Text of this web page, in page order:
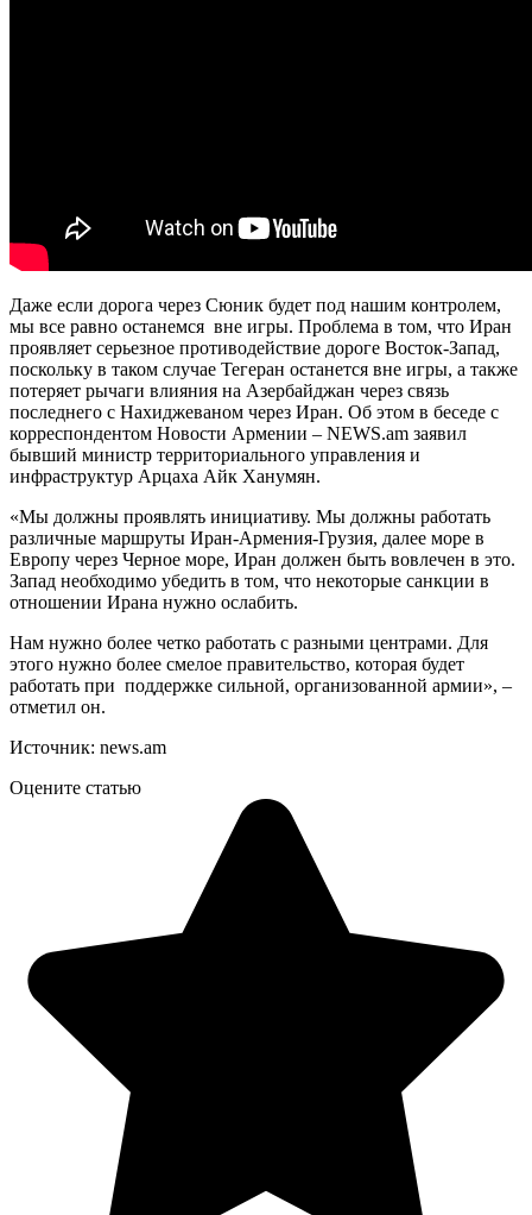
Даже если дорога через Сюник будет под нашим контролем,
мы все равно останемся вне игры. Проблема в том, что Иран
проявляет серьезное противодействие дороге Восток-Запад,
поскольку в таком случае Тегеран останется вне игры, а также
потеряет рычаги влияния на Азербайджан через связь
последнего с Нахиджеваном через Иран. Об этом в беседе с
корреспондентом Новости Армении – NEWS.am заявил
бывший министр территориального управления и
инфраструктур Арцаха Айк Ханумян.
«Мы должны проявлять инициативу. Мы должны работать
различные маршруты Иран-Армения-Грузия, далее море в
Европу через Черное море, Иран должен быть вовлечен в это.
Запад необходимо убедить в том, что некоторые санкции в
отношении Ирана нужно ослабить.
Нам нужно более четко работать с разными центрами. Для
этого нужно более смелое правительство, которая будет
работать при поддержке сильной, организованной армии», –
отметил он.
Источник: news.am
Оцените статью